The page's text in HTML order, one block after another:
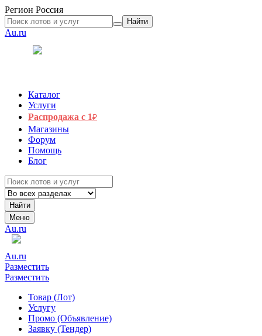
Регион Россия
Найти
Au.ru
Каталог
Услуги
Распродажа с 1₽
Магазины
Форум
Помощь
Блог
Найти
Меню
Au.ru
Au.ru
Разместить
Разместить
Товар (Лот)
Услугу
Промо (Объявление)
Заявку (Тендер)